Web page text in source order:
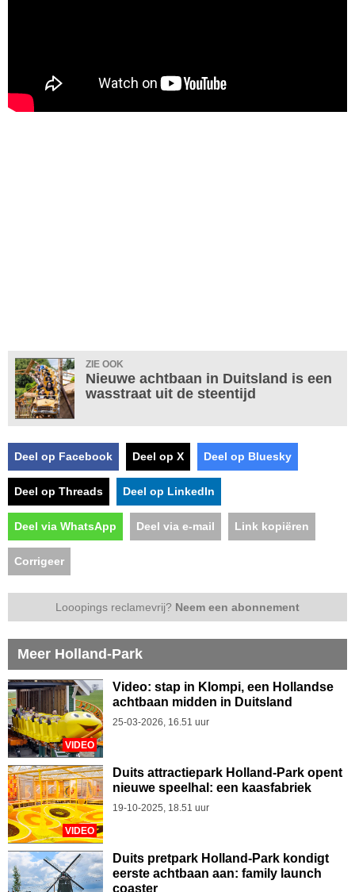
ZIE OOK
Nieuwe achtbaan in Duitsland is een
wasstraat uit de steentijd
Deel op Facebook Deel op X Deel op Bluesky
Deel op Threads Deel op LinkedIn
Deel via WhatsApp Deel via e-mail Link kopiëren
Corrigeer
Looopings reclamevrij? Neem een abonnement
Meer Holland-Park
VIDEO
Video: stap in Klompi, een Hollandse
achtbaan midden in Duitsland
25-03-2026, 16.51 uur
VIDEO
Duits attractiepark Holland-Park opent
nieuwe speelhal: een kaasfabriek
19-10-2025, 18.51 uur
Duits pretpark Holland-Park kondigt
eerste achtbaan aan: family launch
coaster